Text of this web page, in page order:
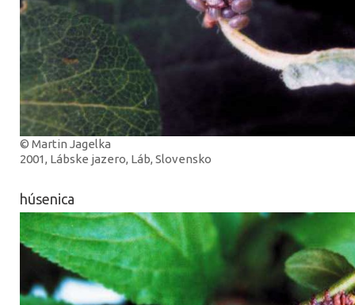
© Martin Jagelka
2001, Lábske jazero, Láb, Slovensko
húsenica